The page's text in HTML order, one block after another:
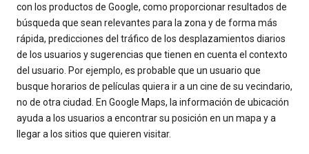
con los productos de Google, como proporcionar resultados de
búsqueda que sean relevantes para la zona y de forma más
rápida, predicciones del tráfico de los desplazamientos diarios
de los usuarios y sugerencias que tienen en cuenta el contexto
del usuario. Por ejemplo, es probable que un usuario que
busque horarios de películas quiera ir a un cine de su vecindario,
no de otra ciudad. En Google Maps, la información de ubicación
ayuda a los usuarios a encontrar su posición en un mapa y a
llegar a los sitios que quieren visitar.